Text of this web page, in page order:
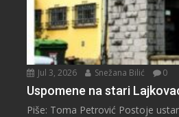
Jul 3, 2026 Snežana Bilić 0
Uspomene na stari
Piše: Toma Petrović Postoje